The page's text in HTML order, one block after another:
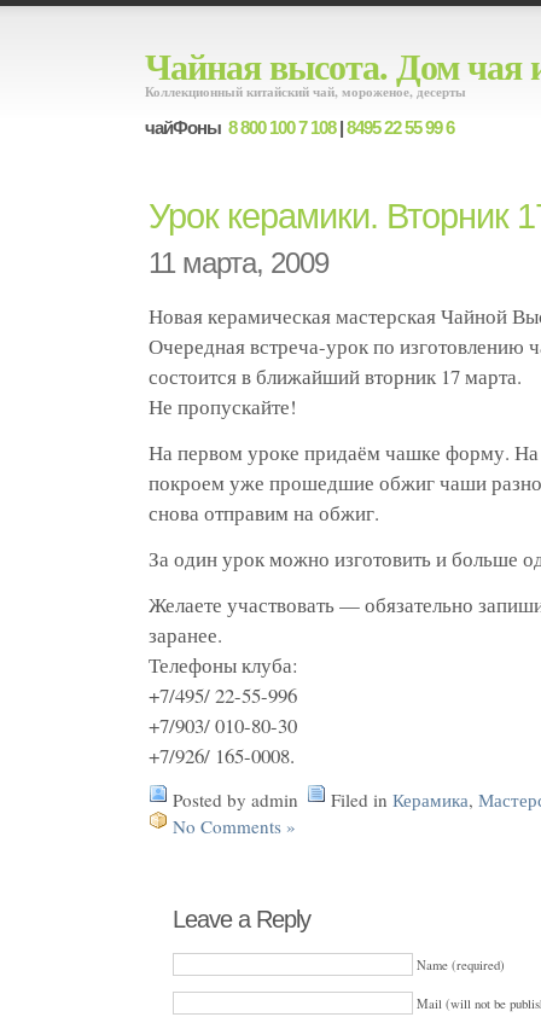
Чайная высота. Дом чая
Коллекционный китайский чай, мороженое, десерты
чайФоны 8 800 100 7 108|8495 22 55 99 6
Урок керамики. Вторник
11 марта, 2009
Новая керамическая мастерская Чайной
Очередная встреча-урок по изготовлению
состоится в ближайший вторник 17 марта.
Не пропускайте!
На первом уроке придаём чашке форму.
покроем уже прошедшие обжиг чаши
снова отправим на обжиг.
За один урок можно изготовить и больше
Желаете участвовать — обязательно
заранее.
Телефоны клуба:
+7/495/ 22-55-996
+7/903/ 010-80-30
+7/926/ 165-0008.
Posted by admin Filed in Керамика,
No Comments »
Leave a Reply
Name (required)
Mail (will not be